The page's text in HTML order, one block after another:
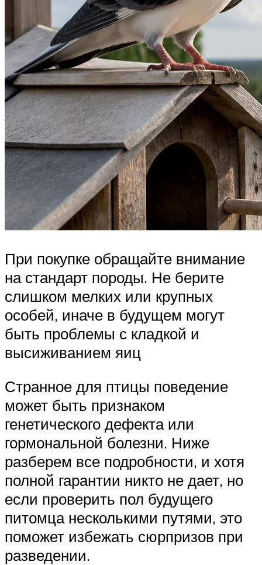
При покупке обращайте внимание
на стандарт породы. Не берите
слишком мелких или крупных
особей, иначе в будущем могут
быть проблемы с кладкой и
высиживанием яиц
Странное для птицы поведение
может быть признаком
генетического дефекта или
гормональной болезни. Ниже
разберем все подробности, и хотя
полной гарантии никто не дает, но
если проверить пол будущего
питомца несколькими путями, это
поможет избежать сюрпризов при
разведении.